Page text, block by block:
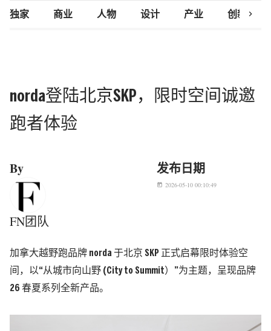
独家 商业 人物 设计 产业 创新研究
chevron_right
norda登陆北京SKP，限时空间诚邀
跑者体验
By
FN团队
发布日期
today 2026-05-10 00:10:49
加拿大越野跑品牌 norda 于北京 SKP 正式启幕限时体验空
间，以“从城市向山野 (City to Summit）”为主题，呈现品牌
26 春夏系列全新产品。